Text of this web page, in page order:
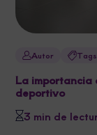
Autor Tags
La importancia
deportivo
3 min de